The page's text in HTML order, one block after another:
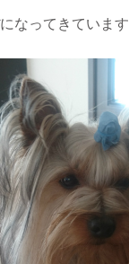
なってきています